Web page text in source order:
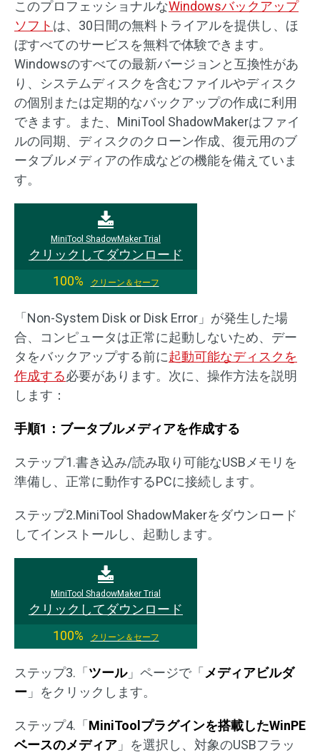
このプロフェッショナルなWindowsバックアップ
ソフト は、30日間の無料トライアルを提供し、ほ
ぼすべてのサービスを無料で体験できます。
Windowsのすべての最新バージョンと互換性があ
り、システムディスクを含むファイルやディスク
の個別または定期的なバックアップの作成に利用
できます。また、MiniTool ShadowMakerはファイ
ルの同期、ディスクのクローン作成、復元用のブ
ータブルメディアの作成などの機能を備えていま
す。
MiniTool ShadowMaker Trial
クリックしてダウンロード
100%
クリーン＆セーフ
「Non-System Disk or Disk Error」が発生した場
合、コンピュータは正常に起動しないため、デー
タをバックアップする前に起動可能なディスクを
作成する必要があります。次に、操作方法を説明
します：
手順1：ブータブルメディアを作成する
ステップ1.書き込み/読み取り可能なUSBメモリを
準備し、正常に動作するPCに接続します。
ステップ2.MiniTool ShadowMakerをダウンロード
してインストールし、起動します。
MiniTool ShadowMaker Trial
クリックしてダウンロード
100%
クリーン＆セーフ
ステップ3.「 ツール」ページで「 メディアビルダ
ー 」をクリックします。
ステップ4.「 MiniToolプラグインを搭載したWinPE
ベースのメディア 」を選択し、対象のUSBフラッ